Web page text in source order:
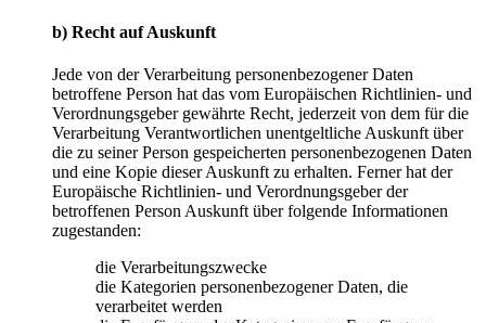
b) Recht auf Auskunft
Jede von der Verarbeitung personenbezogener Daten
betroffene Person hat das vom Europäischen Richtlinien- und
Verordnungsgeber gewährte Recht, jederzeit von dem für die
Verarbeitung Verantwortlichen unentgeltliche Auskunft über
die zu seiner Person gespeicherten personenbezogenen Daten
und eine Kopie dieser Auskunft zu erhalten. Ferner hat der
Europäische Richtlinien- und Verordnungsgeber der
betroffenen Person Auskunft über folgende Informationen
zugestanden:
die Verarbeitungszwecke
die Kategorien personenbezogener Daten, die
verarbeitet werden